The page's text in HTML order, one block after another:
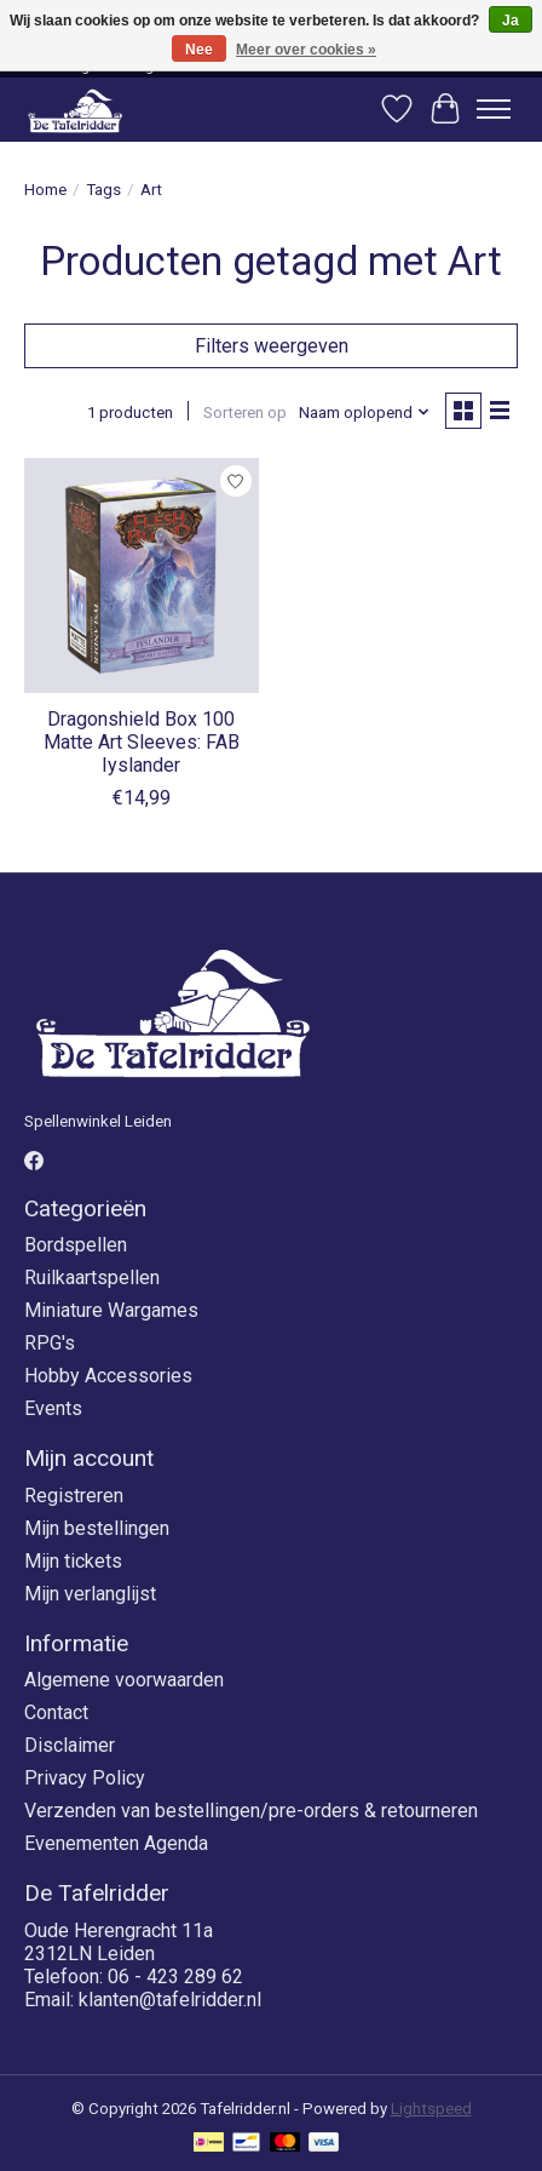
Vanaf 80 euro gratis verzending binnen Nederland! Vanaf 100 euro gratis
verzending naar België en Duitsland!
Verlanglijst
Home / Tags / Art
Producten getagd met Art
Filters weergeven
1 producten Sorteren op Naam oplopend
Dragonshield Box 100
Matte Art Sleeves: FAB
Iyslander
€14,99
Spellenwinkel Leiden
Categorieën
Bordspellen
Ruilkaartspellen
Miniature Wargames
RPG's
Hobby Accessories
Events
Mijn account
Registreren
Mijn bestellingen
Mijn tickets
Mijn verlanglijst
Informatie
Algemene voorwaarden
Contact
Disclaimer
Privacy Policy
Verzenden van bestellingen/pre-orders & retourneren
Evenementen Agenda
De Tafelridder
Oude Herengracht 11a
2312LN Leiden
Telefoon: 06 - 423 289 62
Email: klanten@tafelridder.nl
© Copyright 2026 Tafelridder.nl - Powered by Lightspeed
Wij slaan cookies op om onze website te verbeteren. Is dat akkoord?
Ja
Nee
Meer over cookies »